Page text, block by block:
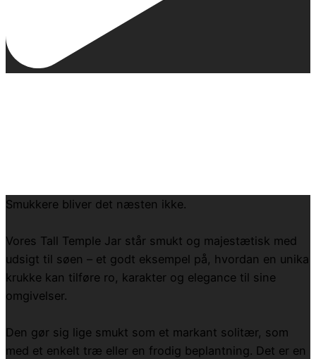
Smukkere bliver det næsten ikke.
Vores Tall Temple Jar står smukt og majestætisk med
udsigt til søen – et godt eksempel på, hvordan en unika
krukke kan tilføre ro, karakter og elegance til sine
omgivelser.
Den gør sig lige smukt som et markant solitær, som
med et enkelt træ eller en frodig beplantning. Det er en